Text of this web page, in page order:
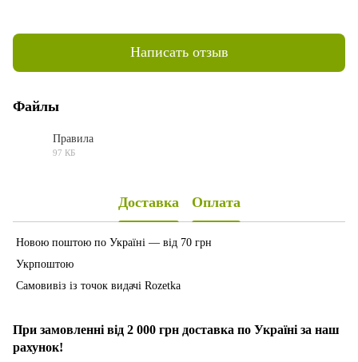
Написать отзыв
Файлы
Правила
97 КБ
Доставка Оплата
Новою поштою по Україні — від 70 грн
Укрпоштою
Самовивіз із точок видачі Rozetka
При замовленні від 2 000 грн доставка по Україні за наш
рахунок!